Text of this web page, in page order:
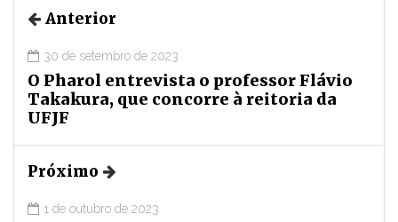
Anterior
30 de setembro de 2023
O Pharol entrevista o professor Flávio
Takakura, que concorre à reitoria da
UFJF
Próximo
1 de outubro de 2023